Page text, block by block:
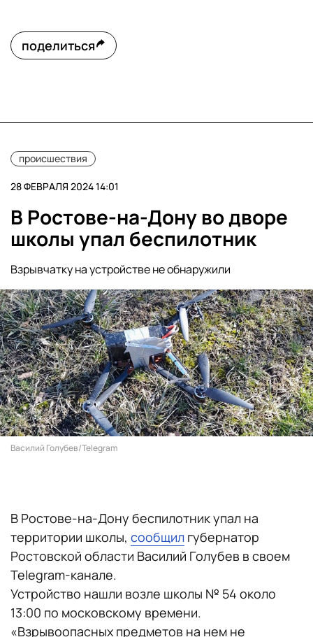
поделиться
происшествия
28 ФЕВРАЛЯ 2024 14:01
В Ростове-на-Дону во дворе
школы упал беспилотник
Взрывчатку на устройстве не обнаружили
Василий Голубев/Telegram
В Ростове-на-Дону беспилотник упал на
территории школы, сообщил губернатор
Ростовской области Василий Голубев в своем
Telegram-канале.
Устройство нашли возле школы № 54 около
13:00 по московскому времени.
«Взрывоопасных предметов на нем не